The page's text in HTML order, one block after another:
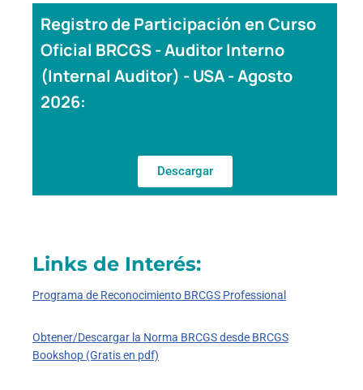
Registro de Participación en Curso
Oficial BRCGS - Auditor Interno
(Internal Auditor) - USA - Agosto
2026:
Descargar
Links de Interés:
Programa de Reconocimiento BRCGS Professional
Obtener/Descargar la Norma BRCGS desde BRCGS
Bookshop (Gratis en pdf)